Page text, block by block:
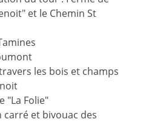
et le Chemin St
les bois et champs
"La Folie"
carré et bivouac des